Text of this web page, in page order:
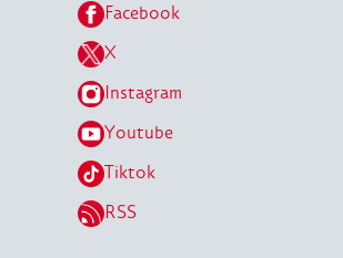
Facebook
X
Instagram
Youtube
Tiktok
RSS